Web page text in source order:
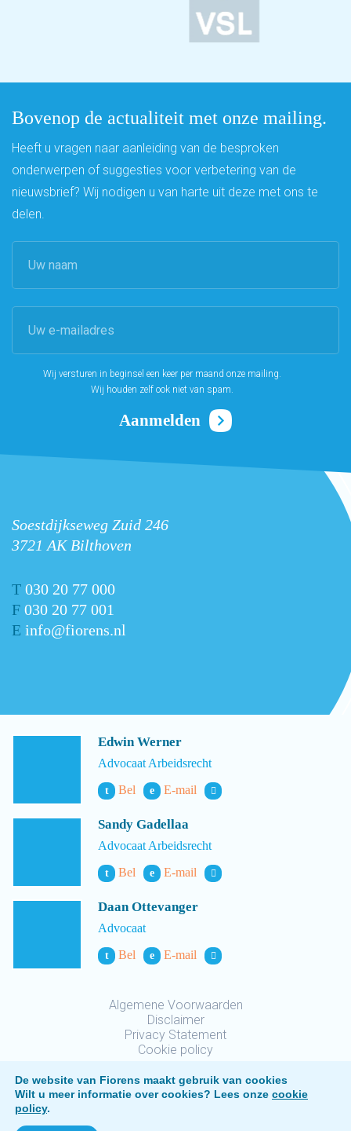
Bovenop de actualiteit met onze mailing.
Heeft u vragen naar aanleiding van de besproken
onderwerpen of suggesties voor verbetering van de
nieuwsbrief? Wij nodigen u van harte uit deze met ons te
delen.
Wij versturen in beginsel een keer per maand onze mailing.
Wij houden zelf ook niet van spam.
Soestdijkseweg Zuid 246
3721 AK Bilthoven
T 030 20 77 000
F 030 20 77 001
E info@fiorens.nl
Edwin Werner
Advocaat Arbeidsrecht
t Bel e E-mail
Sandy Gadellaa
Advocaat Arbeidsrecht
t Bel e E-mail
Daan Ottevanger
Advocaat
t Bel e E-mail
Algemene Voorwaarden
Disclaimer
Privacy Statement
Cookie policy
De website van Fiorens maakt gebruik van cookies
Wilt u meer informatie over cookies? Lees onze cookie
policy.